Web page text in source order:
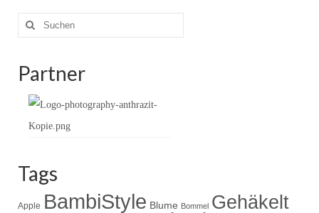
Suche
nach:
Partner
Tags
Apple BambiStyle Blume Bommel Gehäkelt